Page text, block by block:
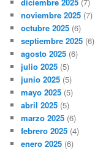
noviembre 2025 (7)
octubre 2025 (6)
septiembre 2025 (6)
agosto 2025 (6)
julio 2025 (5)
junio 2025 (5)
mayo 2025 (5)
abril 2025 (5)
marzo 2025 (6)
febrero 2025 (4)
enero 2025 (6)